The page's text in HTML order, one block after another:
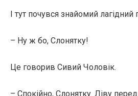
І тут почувся знайомий лагідний
– Ну ж бо, Слонятку!
Це говорив Сивий Чоловік.
– Спокійно, Слонятку. Ліву